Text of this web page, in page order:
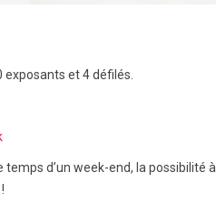
exposants et 4 défilés.
temps d’un week-end, la possibilité